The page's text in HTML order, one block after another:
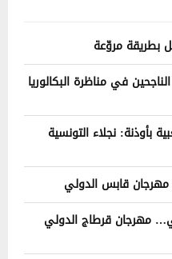
بطريقة مروّعة
في مناظرة البكالوريا
بأوذنة: نجلاء التونسية
مهرجان قابس الدولي
مهرجان قرطاج الدولي